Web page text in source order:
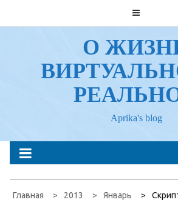
к
О
Aprika's blog
Главная 2013 Январь